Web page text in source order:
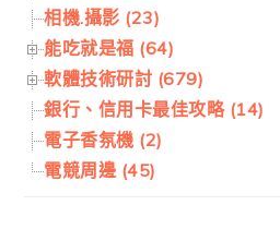
相機.攝影 (23)
能吃就是福 (64)
軟體技術研討 (679)
銀行、信用卡最佳攻略 (14)
電子香氛機 (2)
電競周邊 (45)